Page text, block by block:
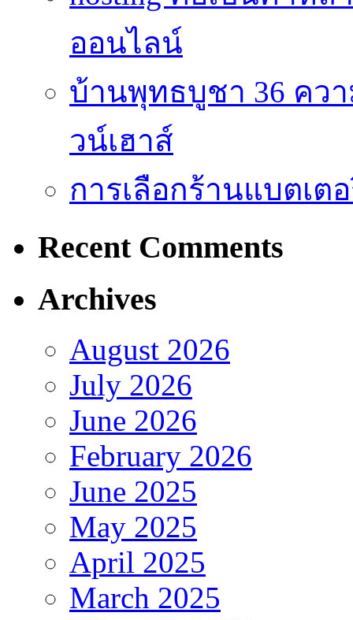
ออนไลน์
บ้านพุทธบูชา 36 คว
วน์เฮาส์
การเลือกร้านแบตเต
Recent Comments
Archives
August 2026
July 2026
June 2026
February 2026
June 2025
May 2025
April 2025
March 2025